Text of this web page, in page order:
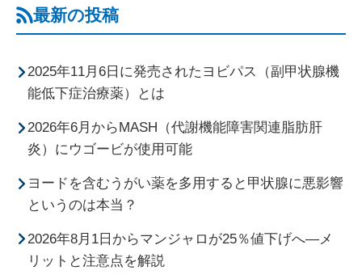
最新の投稿
2025年11月6日に発売されたヨビパス（副甲状腺機
能低下症治療薬）とは
2026年6月からMASH（代謝機能障害関連脂肪肝
炎）にウゴービが使用可能
ヨードを含むうがい薬を多用すると甲状腺に悪影響
というのは本当？
2026年8月1日からマンジャロが25％値下げへ―メ
リットと注意点を解説